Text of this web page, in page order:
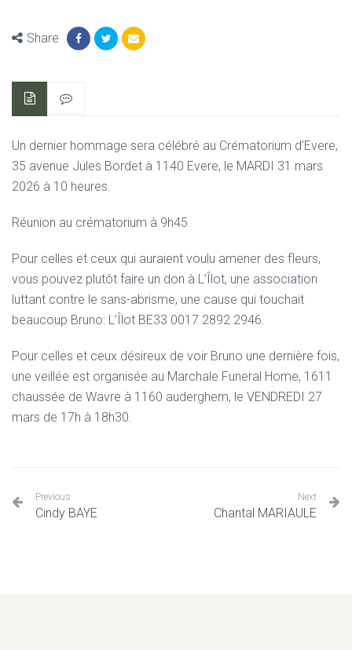
Share
Un dernier hommage sera célébré au Crématorium d’Evere,
35 avenue Jules Bordet à 1140 Evere, le MARDI 31 mars
2026 à 10 heures.
Réunion au crématorium à 9h45.
Pour celles et ceux qui auraient voulu amener des fleurs,
vous pouvez plutôt faire un don à L’Îlot, une association
luttant contre le sans-abrisme, une cause qui touchait
beaucoup Bruno: L’Îlot BE33 0017 2892 2946.
Pour celles et ceux désireux de voir Bruno une dernière fois,
une veillée est organisée au Marchale Funeral Home, 1611
chaussée de Wavre à 1160 auderghem, le VENDREDI 27
mars de 17h à 18h30.
Previous
Cindy BAYE
Next
Chantal MARIAULE